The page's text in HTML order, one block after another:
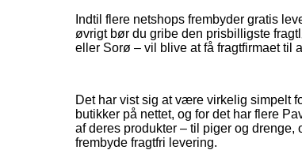
Indtil flere netshops frembyder gratis
øvrigt bør du gribe den prisbilligste
eller Sorø – vil blive at få fragtfirmaet til
Det har vist sig at være virkelig simpelt
butikker på nettet, og for det har flere
af deres produkter – til piger og
frembyde fragtfri levering.